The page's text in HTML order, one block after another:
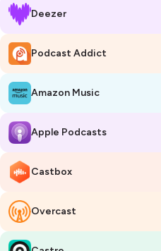
Deezer
Podcast Addict
Amazon Music
Apple Podcasts
Castbox
Overcast